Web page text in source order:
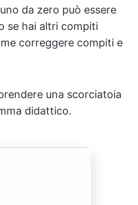
da zero può essere
se hai altri compiti
correggere compiti e
una scorciatoia
didattico.